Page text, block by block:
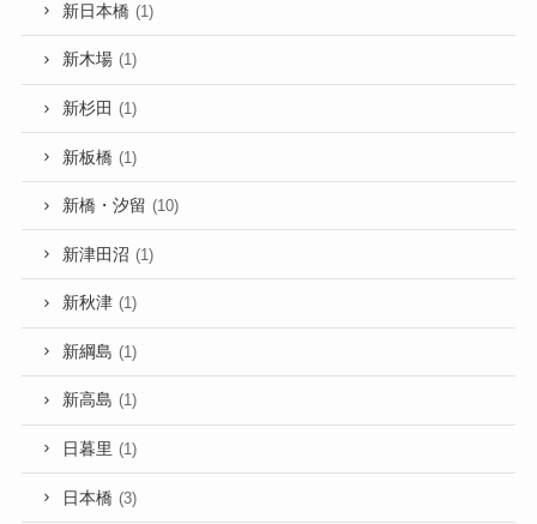
新日本橋 (1)
新木場 (1)
新杉田 (1)
新板橋 (1)
新橋・汐留 (10)
新津田沼 (1)
新秋津 (1)
新綱島 (1)
新高島 (1)
日暮里 (1)
日本橋 (3)